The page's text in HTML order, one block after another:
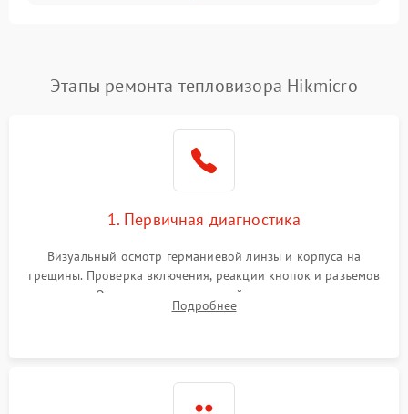
Сбои коммуникаций и интерфейсов
Экран (дисплей)
Этапы ремонта тепловизора Hikmicro
1. Первичная диагностика
Визуальный осмотр германиевой линзы и корпуса на
трещины. Проверка включения, реакции кнопок и разъемов
зарядки. Оценка вывода тепловой сигнатуры на экран,
проверка базовых функций и считывание системных
Подробнее